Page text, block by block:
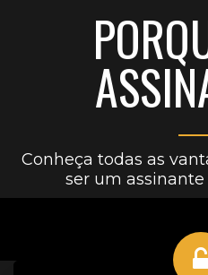
Conheça todas as
ser um